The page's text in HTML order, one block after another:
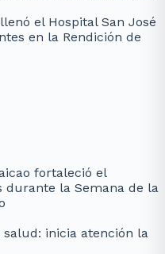
el Hospital San José
en la Rendición de
fortaleció el
durante la Semana de la
inicia atención la